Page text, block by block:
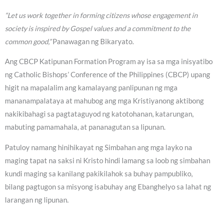
“Let us work together in forming citizens whose engagement in
society is inspired by Gospel values and a commitment to the
common good,”Panawagan ng Bikaryato.
Ang CBCP Katipunan Formation Program ay isa sa mga inisyatibo
ng Catholic Bishops’ Conference of the Philippines (CBCP) upang
higit na mapalalim ang kamalayang panlipunan ng mga
mananampalataya at mahubog ang mga Kristiyanong aktibong
nakikibahagi sa pagtataguyod ng katotohanan, katarungan,
mabuting pamamahala, at pananagutan sa lipunan.
Patuloy namang hinihikayat ng Simbahan ang mga layko na
maging tapat na saksi ni Kristo hindi lamang sa loob ng simbahan
kundi maging sa kanilang pakikilahok sa buhay pampubliko,
bilang pagtugon sa misyong isabuhay ang Ebanghelyo sa lahat ng
larangan ng lipunan.